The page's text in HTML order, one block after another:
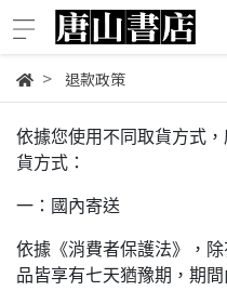
退款政策
依據您使用不同取貨方式
貨方式：
一：國內寄送
依據《消費者保護法》，
品皆享有七天猶豫期，期